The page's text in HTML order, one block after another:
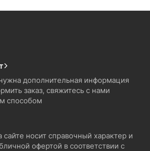
дополнительная информация
заказ, свяжитесь с нами
способом
носит справочный характер и
офертой в соответствии с